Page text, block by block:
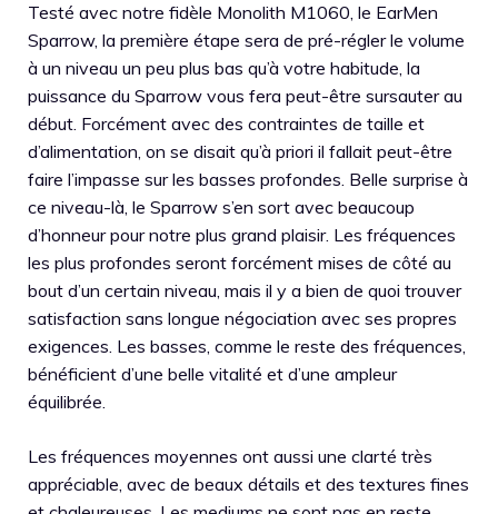
Testé avec notre fidèle Monolith M1060, le EarMen
Sparrow, la première étape sera de pré-régler le volume
à un niveau un peu plus bas qu’à votre habitude, la
puissance du Sparrow vous fera peut-être sursauter au
début. Forcément avec des contraintes de taille et
d’alimentation, on se disait qu’à priori il fallait peut-être
faire l’impasse sur les basses profondes. Belle surprise à
ce niveau-là, le Sparrow s’en sort avec beaucoup
d’honneur pour notre plus grand plaisir. Les fréquences
les plus profondes seront forcément mises de côté au
bout d’un certain niveau, mais il y a bien de quoi trouver
satisfaction sans longue négociation avec ses propres
exigences. Les basses, comme le reste des fréquences,
bénéficient d’une belle vitalité et d’une ampleur
équilibrée.
Les fréquences moyennes ont aussi une clarté très
appréciable, avec de beaux détails et des textures fines